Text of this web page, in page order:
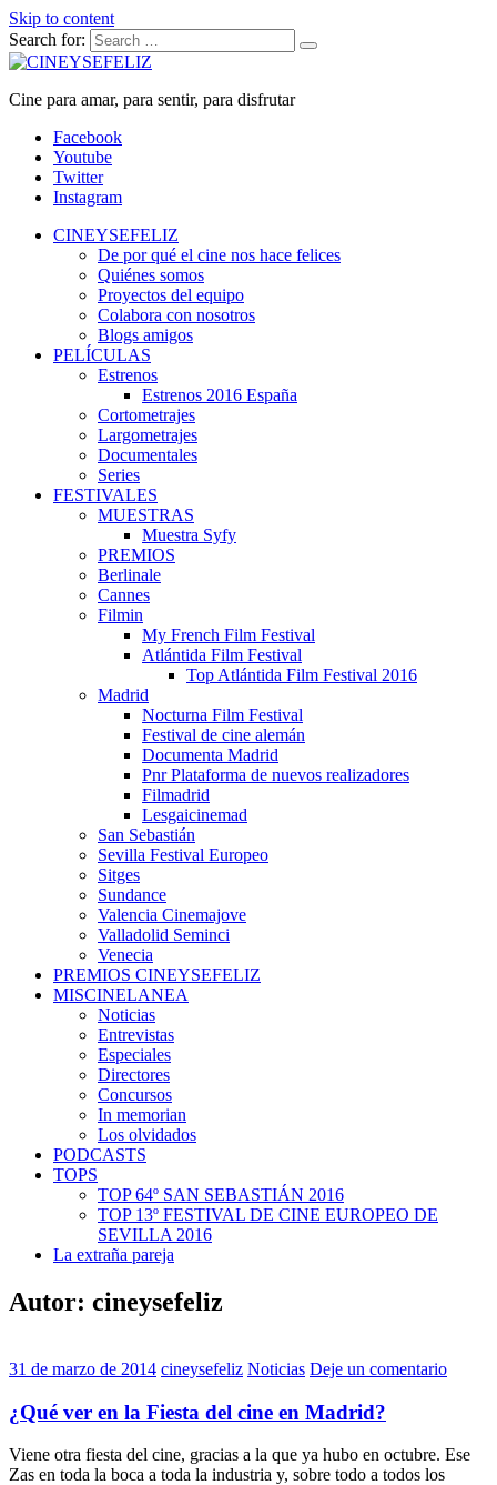
Skip to content
Search for:
CINEYSEFELIZ
Cine para amar, para sentir, para disfrutar
Facebook
Youtube
Twitter
Instagram
CINEYSEFELIZ
De por qué el cine nos hace felices
Quiénes somos
Proyectos del equipo
Colabora con nosotros
Blogs amigos
PELÍCULAS
Estrenos
Estrenos 2016 España
Cortometrajes
Largometrajes
Documentales
Series
FESTIVALES
MUESTRAS
Muestra Syfy
PREMIOS
Berlinale
Cannes
Filmin
My French Film Festival
Atlántida Film Festival
Top Atlántida Film Festival 2016
Madrid
Nocturna Film Festival
Festival de cine alemán
Documenta Madrid
Pnr Plataforma de nuevos realizadores
Filmadrid
Lesgaicinemad
San Sebastián
Sevilla Festival Europeo
Sitges
Sundance
Valencia Cinemajove
Valladolid Seminci
Venecia
PREMIOS CINEYSEFELIZ
MISCINELANEA
Noticias
Entrevistas
Especiales
Directores
Concursos
In memorian
Los olvidados
PODCASTS
TOPS
TOP 64º SAN SEBASTIÁN 2016
TOP 13º FESTIVAL DE CINE EUROPEO DE
SEVILLA 2016
La extraña pareja
Autor: cineysefeliz
31 de marzo de 2014 cineysefeliz Noticias Deje un comentario
¿Qué ver en la Fiesta del cine en Madrid?
Viene otra fiesta del cine, gracias a la que ya hubo en octubre. Ese
Zas en toda la boca a toda la industria y, sobre todo a todos los